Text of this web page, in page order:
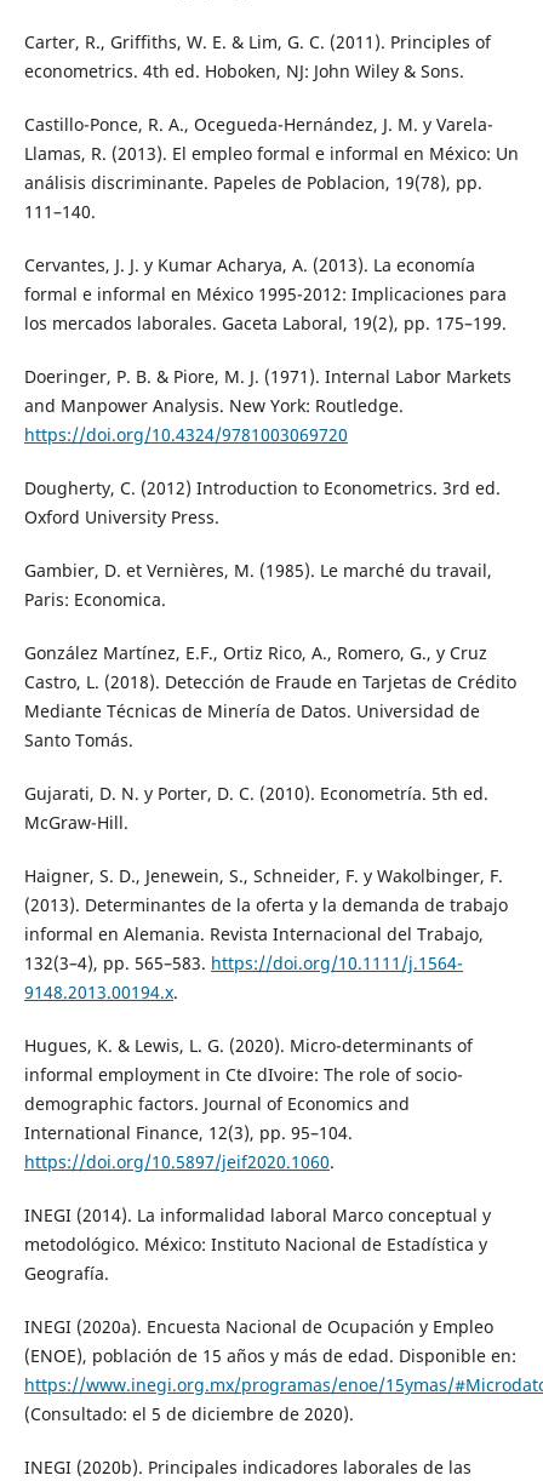
Carter, R., Griffiths, W. E. & Lim, G. C. (2011). Principles of
econometrics. 4th ed. Hoboken, NJ: John Wiley & Sons.
Castillo-Ponce, R. A., Ocegueda-Hernández, J. M. y Varela-
Llamas, R. (2013). El empleo formal e informal en México: Un
análisis discriminante. Papeles de Poblacion, 19(78), pp.
111–140.
Cervantes, J. J. y Kumar Acharya, A. (2013). La economía
formal e informal en México 1995-2012: Implicaciones para
los mercados laborales. Gaceta Laboral, 19(2), pp. 175–199.
Doeringer, P. B. & Piore, M. J. (1971). Internal Labor Markets
and Manpower Analysis. New York: Routledge.
https://doi.org/10.4324/9781003069720
Dougherty, C. (2012) Introduction to Econometrics. 3rd ed.
Oxford University Press.
Gambier, D. et Vernières, M. (1985). Le marché du travail,
Paris: Economica.
González Martínez, E.F., Ortiz Rico, A., Romero, G., y Cruz
Castro, L. (2018). Detección de Fraude en Tarjetas de Crédito
Mediante Técnicas de Minería de Datos. Universidad de
Santo Tomás.
Gujarati, D. N. y Porter, D. C. (2010). Econometría. 5th ed.
McGraw-Hill.
Haigner, S. D., Jenewein, S., Schneider, F. y Wakolbinger, F.
(2013). Determinantes de la oferta y la demanda de trabajo
informal en Alemania. Revista Internacional del Trabajo,
132(3–4), pp. 565–583. https://doi.org/10.1111/j.1564-
9148.2013.00194.x.
Hugues, K. & Lewis, L. G. (2020). Micro-determinants of
informal employment in Cte dIvoire: The role of socio-
demographic factors. Journal of Economics and
International Finance, 12(3), pp. 95–104.
https://doi.org/10.5897/jeif2020.1060.
INEGI (2014). La informalidad laboral Marco conceptual y
metodológico. México: Instituto Nacional de Estadística y
Geografía.
INEGI (2020a). Encuesta Nacional de Ocupación y Empleo
(ENOE), población de 15 años y más de edad. Disponible en:
https://www.inegi.org.mx/programas/enoe/15ymas/
(Consultado: el 5 de diciembre de 2020).
INEGI (2020b). Principales indicadores laborales de las